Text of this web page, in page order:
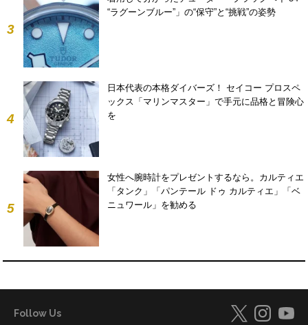
3
“ラグーンブルー”」の“保守”と“挑戦”の姿勢
4
日本代表の本格ダイバーズ！ セイコー プロスペ
ックス「マリンマスター」で手元に品格と冒険心
を
5
女性へ腕時計をプレゼントするなら。カルティエ
「タンク」「パンテール ドゥ カルティエ」「ベ
ニュワール」を勧める
Follow Us